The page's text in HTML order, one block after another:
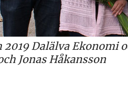
2019 Dalälva
Jonas Håkansson